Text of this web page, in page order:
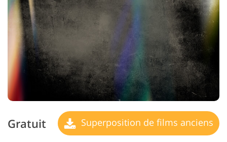
Gratuit Superposition de films anciens